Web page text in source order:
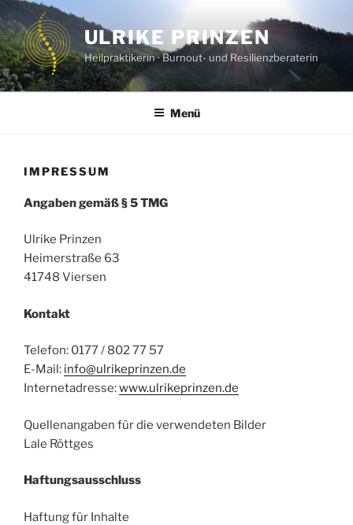
Inhalt
springen
ULRIKE PRINZEN
Heilpraktikerin · Burnout- und Resilienzberaterin
Menü
IMPRESSUM
Angaben gemäß § 5 TMG
Ulrike Prinzen
Heimerstraße 63
41748 Viersen
Kontakt
Telefon: 0177 / 802 77 57
E-Mail: info@ulrikeprinzen.de
Internetadresse:www.ulrikeprinzen.de
Quellenangaben für die verwendeten Bilder
Lale Röttges
Haftungsausschluss
Haftung für Inhalte